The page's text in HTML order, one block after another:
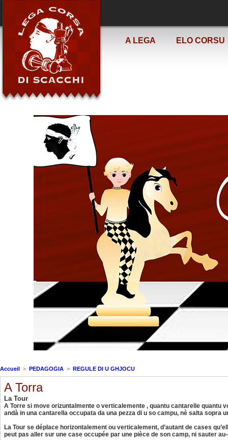
A LEGA ELO CORSU
Accueil > PEDAGOGIA > REGULE DI U GHJOCU
A Torra
La Tour
A Torre si move orizuntalmente o verticalemente , quantu cantarelle quantu
andà in una cantarella occupata da una pezza di u so campu, nè salta sopra
La Tour se déplace horizontalement ou verticalement, d’autant de cases
peut pas aller sur une case occupée par une pièce de son camp, ni sauter